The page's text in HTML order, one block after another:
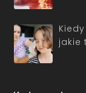
jakie